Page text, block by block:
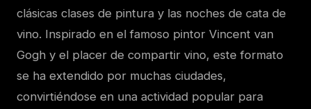
clásicas clases de pintura y las noches de cata de
vino. Inspirado en el famoso pintor Vincent van
Gogh y el placer de compartir vino, este formato
se ha extendido por muchas ciudades,
convirtiéndose en una actividad popular para